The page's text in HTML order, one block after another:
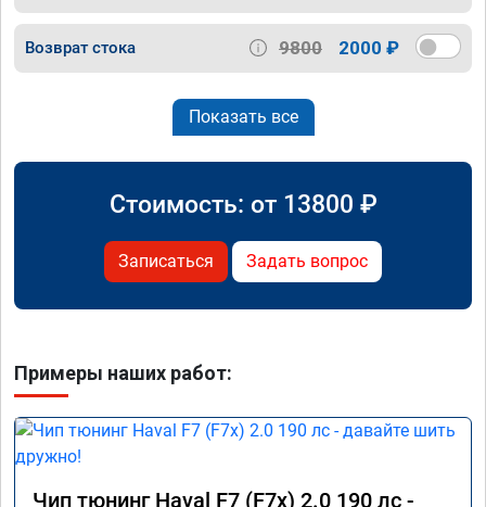
Возврат стока 9800 2000 ₽
Показать все
Стоимость: от 13800 ₽
Записаться Задать вопрос
Примеры наших работ:
Чип тюнинг Haval F7 (F7x) 2.0 190 лс -